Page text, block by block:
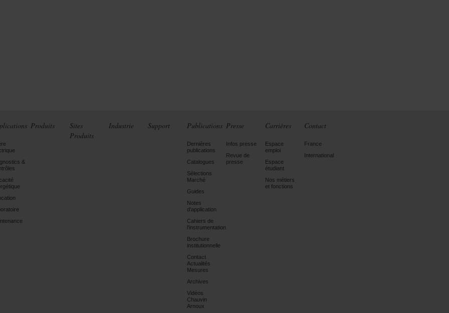
&
Produits
Sites
Produits
Industrie Support Publications
Dernières
publications
Catalogues
Sélections
Marché
Guides
Notes
d'application
Cahiers de
l'instrumentation
Brochure
institutionnelle
Contact
Actualités
Mesures
Archives
Vidéos
Chauvin
Arnoux
Presse
Infos presse
Revue de
presse
Carrières
Espace
emploi
Espace
étudiant
Nos métiers
et fonctions
Contact
France
International